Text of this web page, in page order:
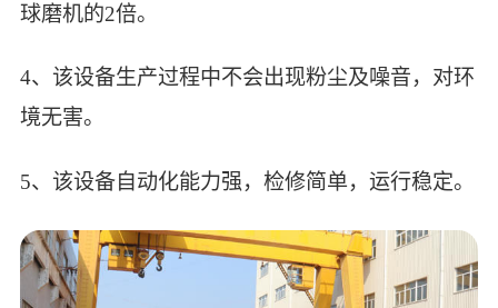
球磨机的2倍。
4、该设备生产过程中不会出现粉尘及噪音，对环
境无害。
5、该设备自动化能力强，检修简单，运行稳定。